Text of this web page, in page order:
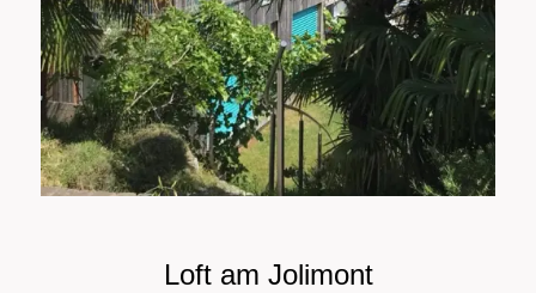
Loft am Jolimont